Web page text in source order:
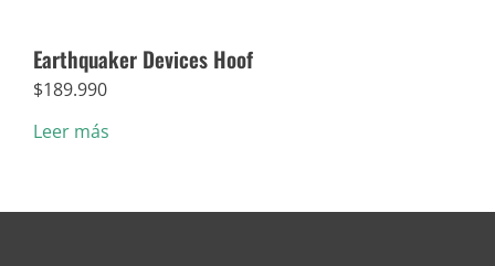
Earthquaker Devices Hoof
$189.990
Leer más